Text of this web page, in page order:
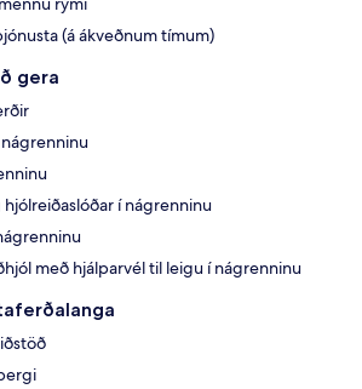
(á ákveðnum tímum)
gera
í nágrenninu
með hjálparvél til leigu í nágrenninu